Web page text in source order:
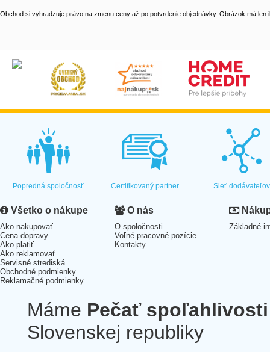
Obchod si vyhradzuje právo na zmenu ceny až po potvrdenie objednávky. Obrázok má len
Popredná spoločnosť Certifikovaný partner Sieť dodávateľov
Všetko o nákupe
Ako nakupovať
Cena dopravy
Ako platiť
Ako reklamovať
Servisné strediská
Obchodné podmienky
Reklamačné podmienky
O nás
O spoločnosti
Voľné pracovné pozície
Kontakty
Základné
Máme Pečať spoľahlivosti
Slovenskej republiky